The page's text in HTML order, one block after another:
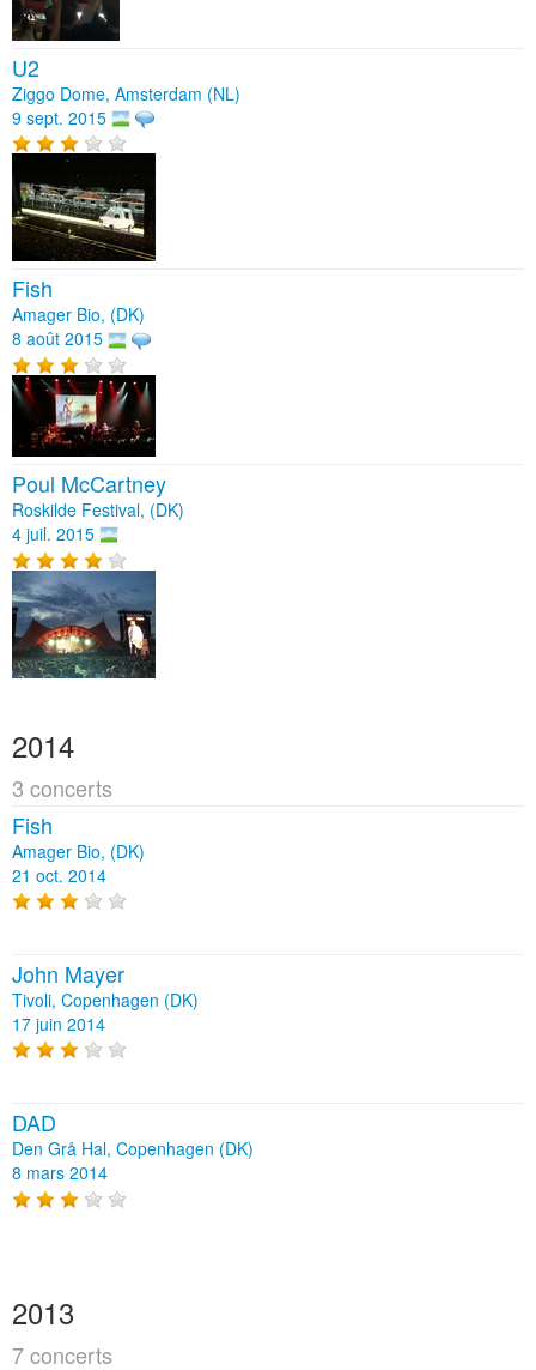
U2
Ziggo Dome, Amsterdam (NL)
9 sept. 2015
Fish
Amager Bio, (DK)
8 août 2015
Poul McCartney
Roskilde Festival, (DK)
4 juil. 2015
2014
3 concerts
Fish
Amager Bio, (DK)
21 oct. 2014
John Mayer
Tivoli, Copenhagen (DK)
17 juin 2014
DAD
Den Grå Hal, Copenhagen (DK)
8 mars 2014
2013
7 concerts